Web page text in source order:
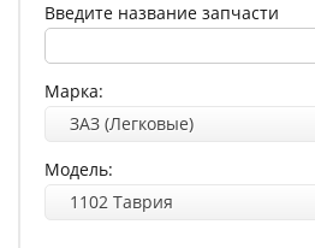
Введите название запчасти
Марка:
ЗАЗ (Легковые)
Модель:
1102 Таврия